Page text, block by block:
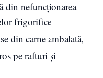
din nefuncționarea
frigorifice
din carne ambalată,
pe rafturi și